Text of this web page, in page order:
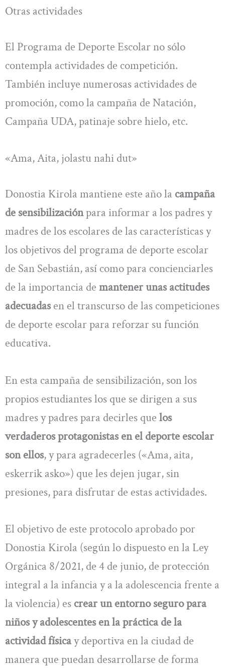
Otras actividades
El Programa de Deporte Escolar no sólo
contempla actividades de competición.
También incluye numerosas actividades de
promoción, como la campaña de Natación,
Campaña UDA, patinaje sobre hielo, etc.
«Ama, Aita, jolastu nahi dut»
Donostia Kirola mantiene este año la campaña
de sensibilizaciónpara informar a los padres y
madres de los escolares de las características y
los objetivos del programa de deporte escolar
de San Sebastián, así como para concienciarles
de la importancia de mantener unas actitudes
adecuadasen el transcurso de las competiciones
de deporte escolar para reforzar su función
educativa.
En esta campaña de sensibilización, son los
propios estudiantes los que se dirigen a sus
madres y padres para decirles que los
verdaderos protagonistas en el deporte escolar
son ellos, y para agradecerles («Ama, aita,
eskerrik asko») que les dejen jugar, sin
presiones, para disfrutar de estas actividades.
El objetivo de este protocolo aprobado por
Donostia Kirola (según lo dispuesto en la Ley
Orgánica 8/2021, de 4 de junio, de protección
integral a la infancia y a la adolescencia frente a
la violencia) es crear un entorno seguro para
niños y adolescentes en la práctica de la
actividad físicay deportiva en la ciudad de
manera que puedan desarrollarse de forma